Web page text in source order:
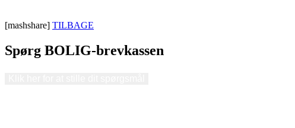
[mashshare] TILBAGE
Spørg BOLIG-brevkassen